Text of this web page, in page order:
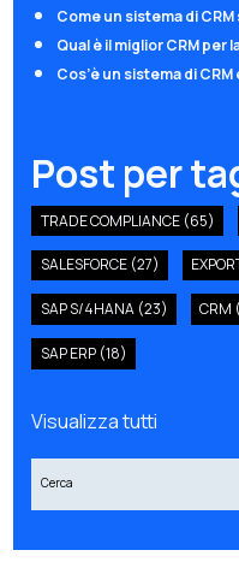
Come un sistema di
Qual è il miglior CRM per
Cos’è un sistema di
Post per
TRADE COMPLIANCE (65)
SALESFORCE (27)
SAP S/4HANA (23) CRM
SAP ERP (18)
Visualizza tutti